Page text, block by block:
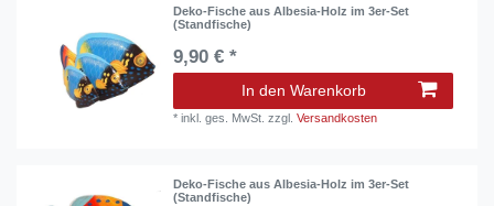
Deko-Fische aus Albesia-Holz im 3er-Set
(Standfische)
9,90 € *
In den Warenkorb
*inkl. ges. MwSt. zzgl.Versandkosten
Deko-Fische aus Albesia-Holz im 3er-Set
(Standfische)